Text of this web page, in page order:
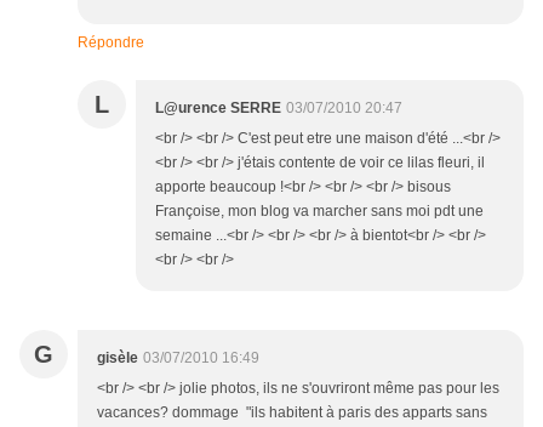
Répondre
L L@urence SERRE 03/07/2010 20:47
<br /> <br /> C'est peut etre une maison d'été ...<br />
<br /> <br /> j'étais contente de voir ce lilas fleuri, il
apporte beaucoup !<br /> <br /> <br /> bisous
Françoise, mon blog va marcher sans moi pdt une
semaine ...<br /> <br /> <br /> à bientot<br /> <br />
<br /> <br />
G gisèle 03/07/2010 16:49
<br /> <br /> jolie photos, ils ne s'ouvriront même pas pour les
vacances? dommage "ils habitent à paris des apparts sans